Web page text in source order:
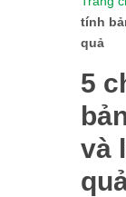
tính
quả
5
và